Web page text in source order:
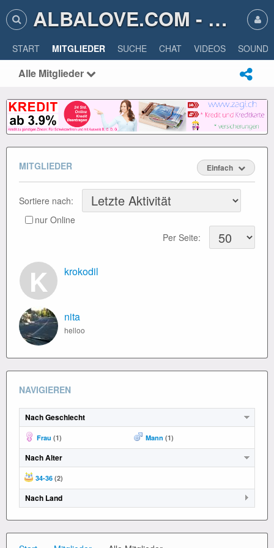
ALBALOVE.COM - ALBA LOVE
START MITGLIEDER SUCHE CHAT VIDEOS SOUNDS
Alle Mitglieder
MITGLIEDER Einfach
Sortiere nach:
nur Online
Per Seite:
K krokodil
nita
helloo
NAVIGIEREN
Nach Geschlecht
Frau (1) Mann (1)
Nach Alter
34-36 (2)
Nach Land